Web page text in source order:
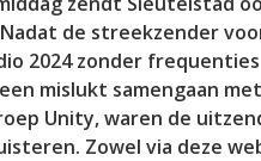
de streekzender
2024 zonder frequenties
mislukt samengaan
Unity, waren de
Zowel via deze